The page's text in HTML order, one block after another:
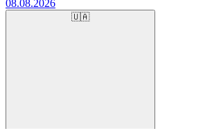
08.08.2026
🇺🇦